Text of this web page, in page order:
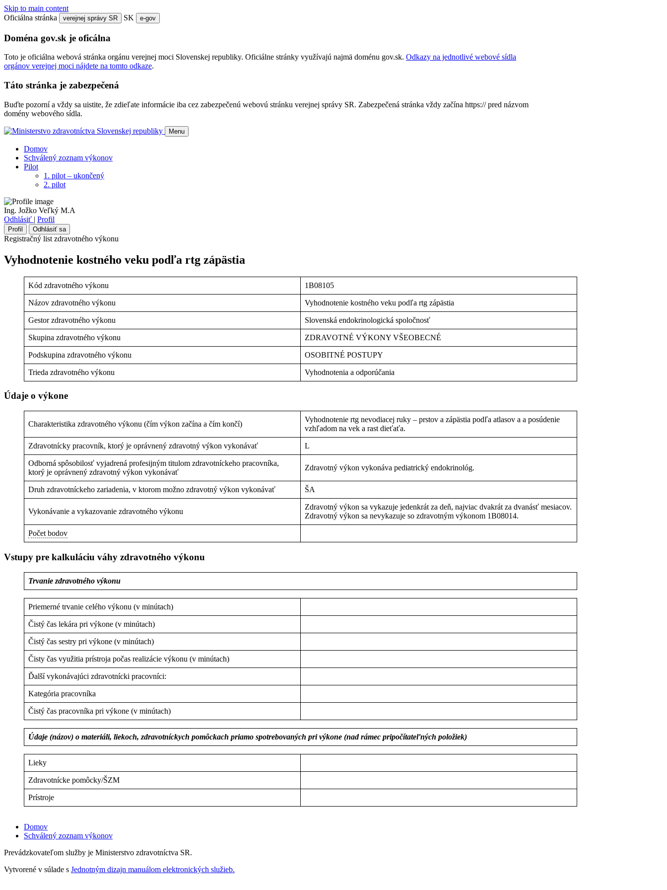
Skip to main content
Oficiálna stránka
verejnej správy SR SK e-gov
Doména gov.sk je oficálna
Toto je oficiálna webová stránka orgánu verejnej moci Slovenskej republiky. Oficiálne stránky využívajú najmä doménu gov.sk. Odkazy na jednotlivé webové sídla
orgánov verejnej moci nájdete na tomto odkaze.
Táto stránka je zabezpečená
Buďte pozorní a vždy sa uistite, že zdieľate informácie iba cez zabezpečenú webovú stránku verejnej správy SR. Zabezpečená stránka vždy začína https:// pred názvom
domény webového sídla.
Menu
Domov
Schválený zoznam výkonov
Pilot
1. pilot – ukončený
2. pilot
Ing. Jožko Veľký M.A
Odhlásiť | Profil
Profil Odhlásiť sa
Registračný list zdravotného výkonu
Vyhodnotenie kostného veku podľa rtg zápästia
Kód zdravotného výkonu 1B08105
Názov zdravotného výkonu Vyhodnotenie kostného veku podľa rtg zápästia
Gestor zdravotného výkonu Slovenská endokrinologická spoločnosť
Skupina zdravotného výkonu ZDRAVOTNÉ VÝKONY VŠEOBECNÉ
Podskupina zdravotného výkonu OSOBITNÉ POSTUPY
Trieda zdravotného výkonu Vyhodnotenia a odporúčania
Údaje o výkone
Charakteristika zdravotného výkonu (čím výkon začína a čím končí)
Vyhodnotenie rtg nevodiacej ruky – prstov a zápästia podľa atlasov a a posúdenie
vzhľadom na vek a rast dieťaťa.
Zdravotnícky pracovník, ktorý je oprávnený zdravotný výkon vykonávať L
Odborná spôsobilosť vyjadrená profesijným titulom zdravotníckeho pracovníka,
ktorý je oprávnený zdravotný výkon vykonávať
Zdravotný výkon vykonáva pediatrický endokrinológ.
Druh zdravotníckeho zariadenia, v ktorom možno zdravotný výkon vykonávať ŠA
Vykonávanie a vykazovanie zdravotného výkonu
Zdravotný výkon sa vykazuje jedenkrát za deň, najviac dvakrát za dvanásť mesiacov.
Zdravotný výkon sa nevykazuje so zdravotným výkonom 1B08014.
Počet bodov
Vstupy pre kalkuláciu váhy zdravotného výkonu
Trvanie zdravotného výkonu
Priemerné trvanie celého výkonu (v minútach)
Čistý čas lekára pri výkone (v minútach)
Čistý čas sestry pri výkone (v minútach)
Čisty čas využitia prístroja počas realizácie výkonu (v minútach)
Ďalší vykonávajúci zdravotnícki pracovníci:
Kategória pracovníka
Čistý čas pracovníka pri výkone (v minútach)
Údaje (názov) o materiáli, liekoch, zdravotníckych pomôckach priamo spotrebovaných pri výkone (nad rámec pripočítateľných položiek)
Lieky
Zdravotnícke pomôcky/ŠZM
Prístroje
Domov
Schválený zoznam výkonov
Prevádzkovateľom služby je Ministerstvo zdravotníctva SR.
Vytvorené v súlade s Jednotným dizajn manuálom elektronických služieb.